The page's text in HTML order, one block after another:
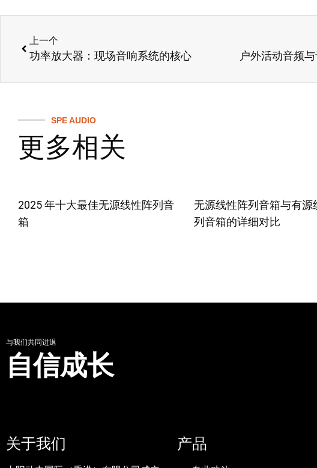
上一个
功率放大器：现场音响系统的核心
SPE AUDIO
更多相关
2025 年十大最佳无源线性阵列音
箱
无源线性阵列音箱与有源
列音箱的详细对比
与我们共同进退
自信成长
关于我们 产品